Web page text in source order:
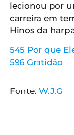
DOC
REVIEW
PLAYBACK
DA
lecionou por
carreira em
Hinos da
545 Por que
596 Gratidão
Fonte: W.J.G